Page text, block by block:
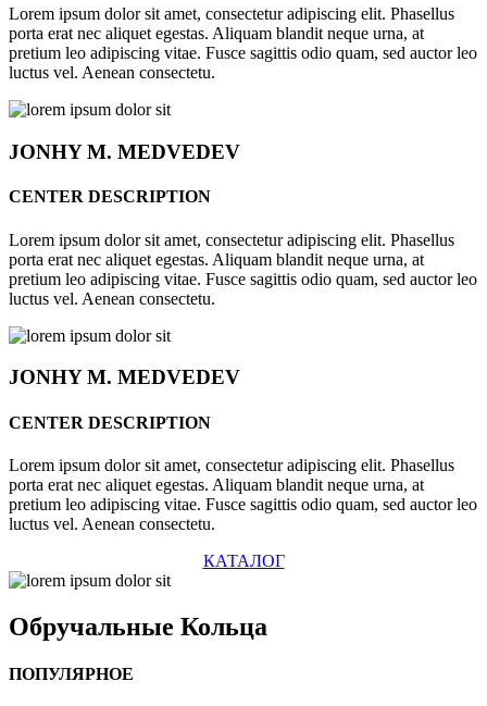
Lorem ipsum dolor sit amet, consectetur adipiscing elit. Phasellus
porta erat nec aliquet egestas. Aliquam blandit neque urna, at
pretium leo adipiscing vitae. Fusce sagittis odio quam, sed auctor leo
luctus vel. Aenean consectetu.
JONHYM. MEDVEDEV
CENTER DESCRIPTION
Lorem ipsum dolor sit amet, consectetur adipiscing elit. Phasellus
porta erat nec aliquet egestas. Aliquam blandit neque urna, at
pretium leo adipiscing vitae. Fusce sagittis odio quam, sed auctor leo
luctus vel. Aenean consectetu.
JONHYM. MEDVEDEV
CENTER DESCRIPTION
Lorem ipsum dolor sit amet, consectetur adipiscing elit. Phasellus
porta erat nec aliquet egestas. Aliquam blandit neque urna, at
pretium leo adipiscing vitae. Fusce sagittis odio quam, sed auctor leo
luctus vel. Aenean consectetu.
КАТАЛОГ
Обручальные Кольца
ПОПУЛЯРНОЕ